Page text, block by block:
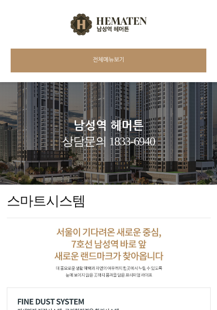
전체메뉴보기
남성역 헤머튼
상담문의 1833-6940
스마트시스템